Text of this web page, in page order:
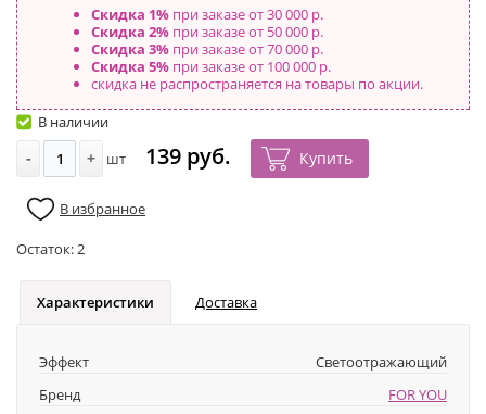
Скидка 1%при заказе от 30 000 р.
Скидка 2%при заказе от 50 000 р.
Скидка 3%при заказе от 70 000 р.
Скидка 5%при заказе от 100 000 р.
скидка не распространяется на товары по акции.
В наличии
- + шт 139 руб. Купить
В избранное
Остаток:2
Характеристики Доставка
Эффект
Светоотражающий
Бренд
FOR YOU